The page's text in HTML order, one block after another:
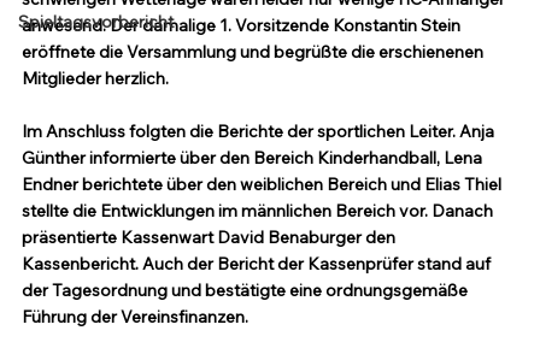
Spieltagsvorbericht
anwesend. Der damalige 1. Vorsitzende Konstantin Stein
eröffnete die Versammlung und begrüßte die erschienenen
Mitglieder herzlich.
Im Anschluss folgten die Berichte der sportlichen Leiter. Anja
Günther informierte über den Bereich Kinderhandball, Lena
Endner berichtete über den weiblichen Bereich und Elias Thiel
stellte die Entwicklungen im männlichen Bereich vor. Danach
präsentierte Kassenwart David Benaburger den
Kassenbericht. Auch der Bericht der Kassenprüfer stand auf
der Tagesordnung und bestätigte eine ordnungsgemäße
Führung der Vereinsfinanzen.